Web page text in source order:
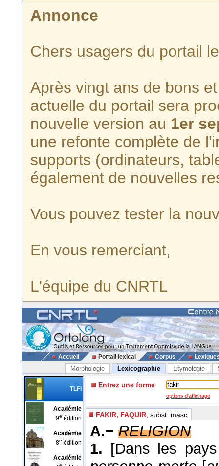
Annonce
Chers usagers du portail
Après vingt ans de bons
actuelle du portail sera
nouvelle version au 1er
une refonte complète de
supports (ordinateurs,
également de nouvelles
Vous pouvez tester la
En vous remerciant,
L'équipe du CNRTL
Accueil Portail lexical Corpus
Morphologie Lexicographie Etymologie
TLFi
Académie
9e édition
Académie
8e édition
Académie
e
Entrez une forme
options d'affichage
FAKIR, FAQUIR , subst. masc
A.− RELIGION
1.
[Dans les